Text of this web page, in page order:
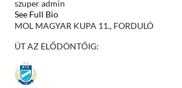
szuper admin
See Full Bio
MOL MAGYAR KUPA 11., FORDULÓ
ÚT AZ ELŐDÖNTŐIG: